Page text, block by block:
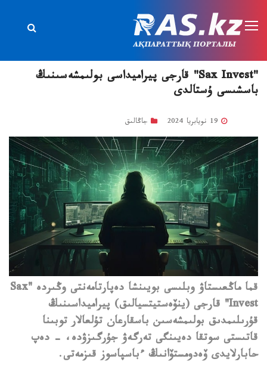
"Sax Invest" قارجى پيراميداسى بولىمشەسىنىڭ
باسشىسى ۇستالدى
جاڭالىق
قما ماڭعىستاۋ وبلىسى بويىنشا دەپارتامەنتى وڭىردە "Sax
Invest" قارجى (ينۆەستيتسيالىق) پيراميداسىنىڭ
قۇرىلىمدىق بولىمشەسىن باسقارعان تۇلعالار توبىنا
قاتىستى سوتقا دەيىنگى تەرگەۋ جۇرگىزۋدە، - دەپ
حابارلايدى ۆەدومستۆانىڭ ءباسپاسوز قىزمەتى.